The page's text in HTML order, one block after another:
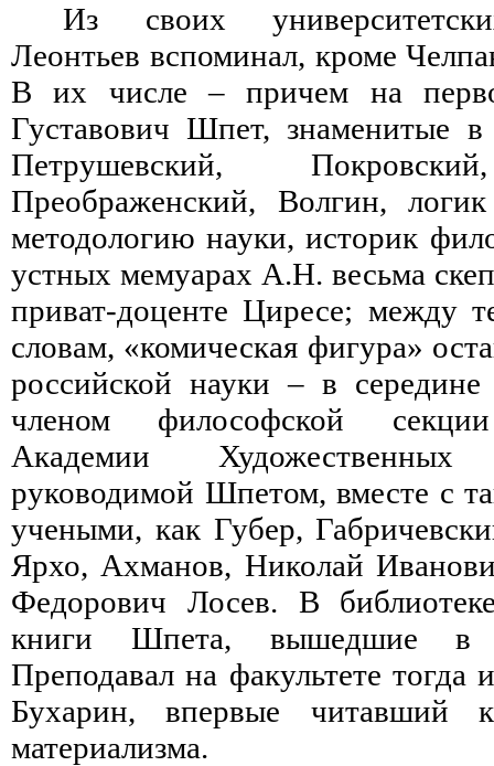
Из своих
Леонтьев вспоминал, кроме
В их числе – причем на
Густавович Шпет, знаменитые
Петрушевский,
Преображенский, Волгин,
методологию науки, историк
устных мемуарах А.Н. весьма
приват-доценте Циресе; между
словам, «комическая фигура»
российской науки – в
членом философской секции
Академии
руководимой Шпетом, вместе с
учеными, как Губер,
Ярхо, Ахманов, Николай
Федорович Лосев. В
книги Шпета, вышедшие в
Преподавал на факультете
Бухарин, впервые читавший
материализма.